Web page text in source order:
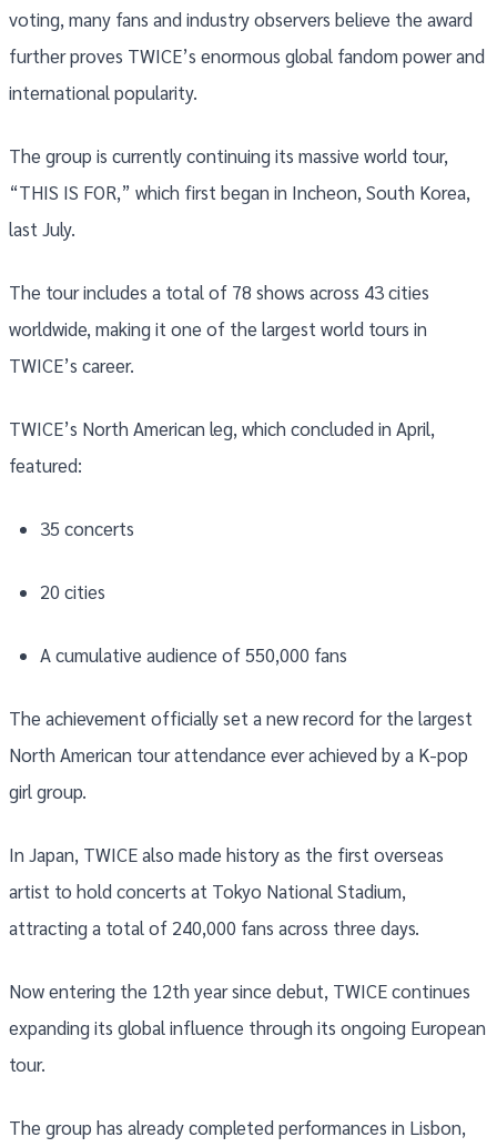
voting, many fans and industry observers believe the award
further proves TWICE’s enormous global fandom power and
international popularity.
The group is currently continuing its massive world tour,
“THIS IS FOR,” which first began in Incheon, South Korea,
last July.
The tour includes a total of 78 shows across 43 cities
worldwide, making it one of the largest world tours in
TWICE’s career.
TWICE’s North American leg, which concluded in April,
featured:
35 concerts
20 cities
A cumulative audience of 550,000 fans
The achievement officially set a new record for the largest
North American tour attendance ever achieved by a K-pop
girl group.
In Japan, TWICE also made history as the first overseas
artist to hold concerts at Tokyo National Stadium,
attracting a total of 240,000 fans across three days.
Now entering the 12th year since debut, TWICE continues
expanding its global influence through its ongoing European
tour.
The group has already completed performances in Lisbon,